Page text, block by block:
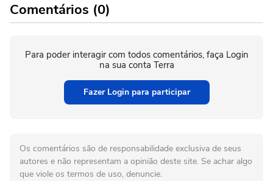
Comentários (0)
Para poder interagir com todos comentários, faça Login
na sua conta Terra
Fazer Login para participar
Os comentários são de responsabilidade exclusiva de seus
autores e não representam a opinião deste site. Se achar algo
que viole os termos de uso, denuncie.